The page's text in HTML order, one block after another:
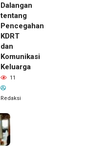
Dalangan
tentang
Pencegahan
KDRT
dan
Komunikasi
Keluarga
11
Redaksi